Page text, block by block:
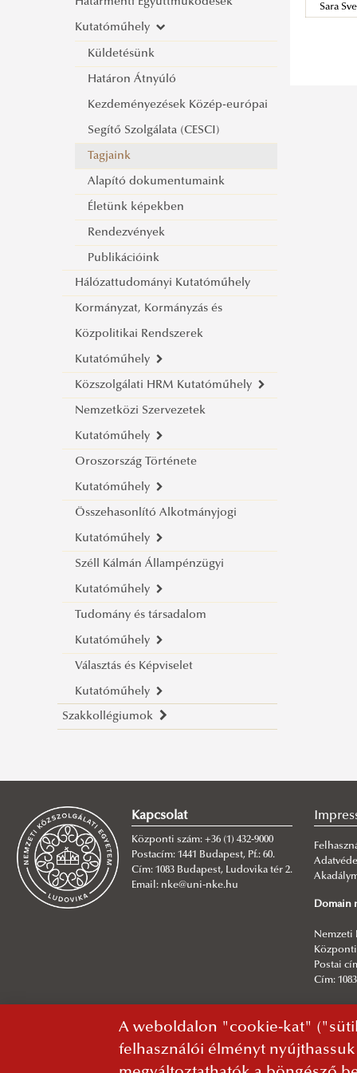
2017)
A jóllét mérésének lehetőségei és
az egészséggel kapcsolatos
populációs mérések
Hírlevél Archívum 2017.
Kutatóműhely
Küldetésünk
Határon Átnyúló
Kezdeményezések Közép-európai
Segítő Szolgálata (CESCI)
Tagjaink
Alapító dokumentumaink
Életünk képekben
Rendezvények
Publikációink
Hálózattudományi Kutatóműhely
Kormányzat, Kormányzás és
Közpolitikai Rendszerek
Kutatóműhely
Bemutatkozás
Kutatóink
Kutatóműhely vezető
Alapító tagok
Kutatók
Eredményeink
Rendezvényeink
Galéria
Publikációk
Közszolgálati HRM Kutatóműhely
Bemutatkozás
Kutatóink
Céljaink
Eredményeink
Nemzetközi Szervezetek
Kutatóműhely
Küldetésünk
Tagjaink
Rendezvényeink
Publikációink
Oroszország Története
Kutatóműhely
Bemutatkozás
Kutatóink
Céljaink
Eredményeink
Összehasonlító Alkotmányjogi
Kutatóműhely
Bemutatkozás
Kutatóink
Céljaink
Eredményeink
Széll Kálmán Állampénzügyi
Kutatóműhely
Az intézet küldetése, társadalmi
felelősségvállalása
A névadóról
Kutatóink
PhD hallgatóink, tudományos
tanácsadó testületünk
Publikációink
Tudástranszfer, hallgatói missziónk,
rendezvényeink
Tudomány és társadalom
Kutatóműhely
Bemutatkozás
Kutatóink
Céljaink
Call for Abstracts
Program
Választás és Képviselet
Kutatóműhely
Bemutatkozás
Szakkollégiumok
Szakkollégium
Pályázati felhívások
Sara
Kapcsolat
Központi szám: +36 (1) 432-9000
Postacím: 1441 Budapest, Pf.: 60.
Cím: 1083 Budapest, Ludovika tér 2.
Email: nke@uni-nke.hu
Domain
Nemzeti
Központi
Postai
Cím:
NKE
A weboldalon "cookie-kat"
felhasználói élményt